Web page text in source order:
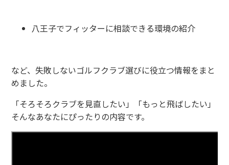
八王子でフィッターに相談できる環境の紹介
など、失敗しないゴルフクラブ選びに役立つ情報をまと
めました。
「そろそろクラブを見直したい」「もっと飛ばしたい」
そんなあなたにぴったりの内容です。